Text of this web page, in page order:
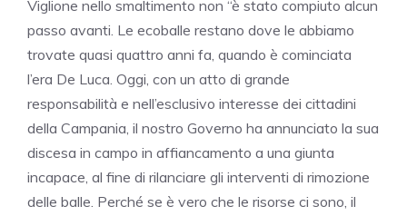
Viglione nello smaltimento non “è stato compiuto alcun
passo avanti. Le ecoballe restano dove le abbiamo
trovate quasi quattro anni fa, quando è cominciata
l’era De Luca. Oggi, con un atto di grande
responsabilità e nell’esclusivo interesse dei cittadini
della Campania, il nostro Governo ha annunciato la sua
discesa in campo in affiancamento a una giunta
incapace, al fine di rilanciare gli interventi di rimozione
delle balle. Perché se è vero che le risorse ci sono, il